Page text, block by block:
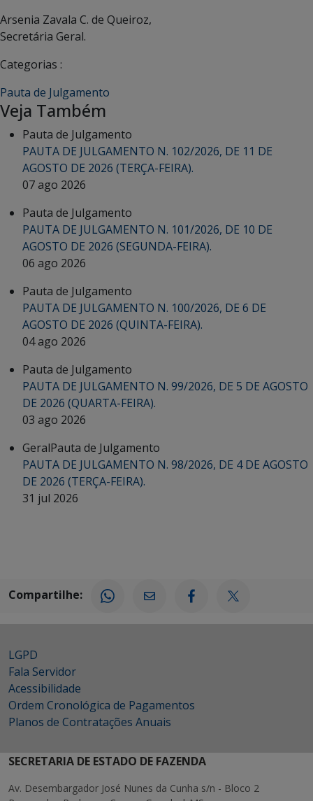
Arsenia Zavala C. de Queiroz,
Secretária Geral.
Categorias :
Pauta de Julgamento
Veja Também
Pauta de Julgamento
PAUTA DE JULGAMENTO N. 102/2026, DE 11 DE
AGOSTO DE 2026 (TERÇA-FEIRA).
07 ago 2026
Pauta de Julgamento
PAUTA DE JULGAMENTO N. 101/2026, DE 10 DE
AGOSTO DE 2026 (SEGUNDA-FEIRA).
06 ago 2026
Pauta de Julgamento
PAUTA DE JULGAMENTO N. 100/2026, DE 6 DE
AGOSTO DE 2026 (QUINTA-FEIRA).
04 ago 2026
Pauta de Julgamento
PAUTA DE JULGAMENTO N. 99/2026, DE 5 DE AGOSTO
DE 2026 (QUARTA-FEIRA).
03 ago 2026
GeralPauta de Julgamento
PAUTA DE JULGAMENTO N. 98/2026, DE 4 DE AGOSTO
DE 2026 (TERÇA-FEIRA).
31 jul 2026
Compartilhe:
LGPD
Fala Servidor
Acessibilidade
Ordem Cronológica de Pagamentos
Planos de Contratações Anuais
SECRETARIA DE ESTADO DE FAZENDA
Av. Desembargador José Nunes da Cunha s/n - Bloco 2